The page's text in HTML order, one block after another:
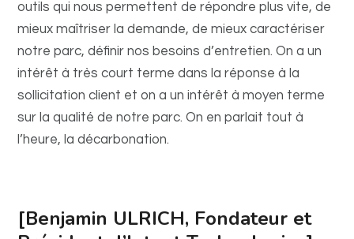
outils qui nous permettent de répondre plus vite, de
mieux maîtriser la demande, de mieux caractériser
notre parc, définir nos besoins d’entretien. On a un
intérêt à très court terme dans la réponse à la
sollicitation client et on a un intérêt à moyen terme
sur la qualité de notre parc. On en parlait tout à
l’heure, la décarbonation.
[Benjamin ULRICH, Fondateur et